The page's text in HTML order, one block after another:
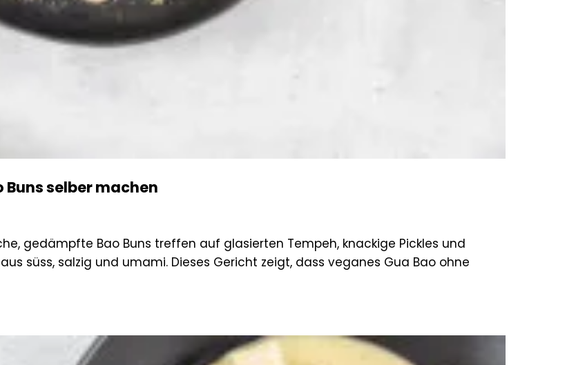
Buns selber machen
gedämpfte Bao Buns treffen auf glasierten Tempeh, knackige Pickles und
süss, salzig und umami. Dieses Gericht zeigt, dass veganes Gua Bao ohne